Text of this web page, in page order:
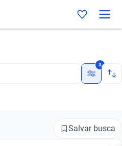
3
Salvar busca